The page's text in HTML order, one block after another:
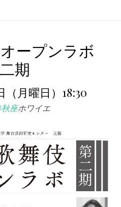
ープンラボ
期
（月曜日）18:30
秋座ホワイエ